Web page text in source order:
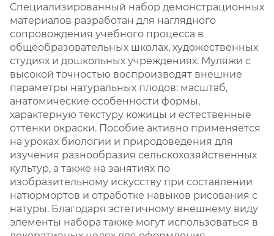
Специализированный набор демонстрационных
материалов разработан для наглядного
сопровождения учебного процесса в
общеобразовательных школах, художественных
студиях и дошкольных учреждениях. Муляжи с
высокой точностью воспроизводят внешние
параметры натуральных плодов: масштаб,
анатомические особенности формы,
характерную текстуру кожицы и естественные
оттенки окраски. Пособие активно применяется
на уроках биологии и природоведения для
изучения разнообразия сельскохозяйственных
культур, а также на занятиях по
изобразительному искусству при составлении
натюрмортов и отработке навыков рисования с
натуры. Благодаря эстетичному внешнему виду
элементы набора также могут использоваться в